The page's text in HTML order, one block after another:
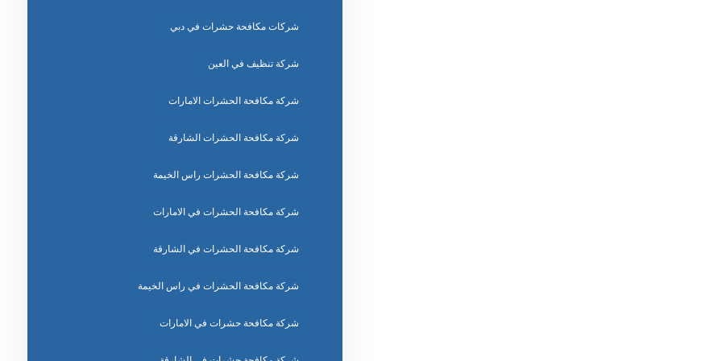
شركات مكافحة حشرات في دبي
شركة تنظيف في العين
شركة مكافحة الحشرات الامارات
شركة مكافحة الحشرات الشارقة
شركة مكافحة الحشرات راس الخيمة
شركة مكافحة الحشرات في الامارات
شركة مكافحة الحشرات في الشارقة
شركة مكافحة الحشرات في راس الخيمة
شركة مكافحة حشرات في الامارات